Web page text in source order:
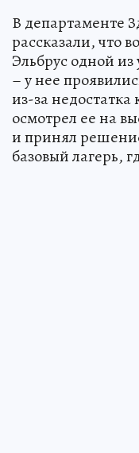
В департаменте
рассказали, что
Эльбрус одной из
– у нее
из-за
осмотрел ее на
и принял
базовый лагерь,